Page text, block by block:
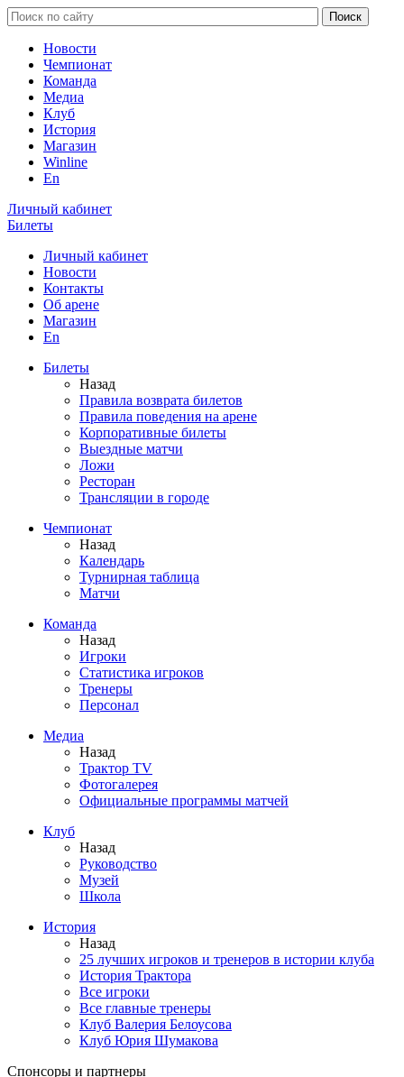
Новости
Чемпионат
Команда
Медиа
Клуб
История
Магазин
Winline
En
Личный кабинет
Билеты
Личный кабинет
Новости
Контакты
Об арене
Магазин
En
Билеты
Назад
Правила возврата билетов
Правила поведения на арене
Корпоративные билеты
Выездные матчи
Ложи
Ресторан
Трансляции в городе
Чемпионат
Назад
Календарь
Турнирная таблица
Матчи
Команда
Назад
Игроки
Статистика игроков
Тренеры
Персонал
Медиа
Назад
Трактор TV
Фотогалерея
Официальные программы матчей
Клуб
Назад
Руководство
Музей
Школа
История
Назад
25 лучших игроков и тренеров в истории клуба
История Трактора
Все игроки
Все главные тренеры
Клуб Валерия Белоусова
Клуб Юрия Шумакова
Спонсоры и партнеры